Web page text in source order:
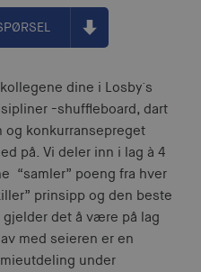
dine i Losby`s
-shuffleboard, dart
og konkurransepreget
på. Vi deler inn i lag à 4
“samler” poeng fra hver
prinsipp og den beste
det å være på lag
med seieren er en
under